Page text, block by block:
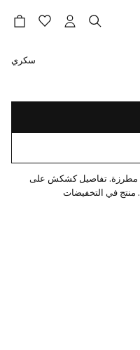
سكري
مطرزة. تفاصيل كشكش على
منتج في التخفيضات